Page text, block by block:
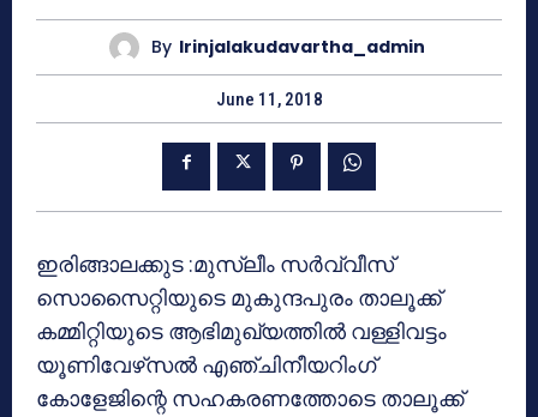
By Irinjalakudavartha_admin
June 11, 2018
ഇരിങ്ങാലക്കുട :മുസ്ലീം സര്‍വ്വീസ്
സൊസൈറ്റിയുടെ മുകുന്ദപുരം താലൂക്ക്
കമ്മിറ്റിയുടെ ആഭിമുഖ്യത്തില്‍ വള്ളിവട്ടം
യൂണിവേഴ്‌സല്‍ എഞ്ചിനീയറിംഗ്
കോളേജിന്റെ സഹകരണത്തോടെ താലൂക്ക്